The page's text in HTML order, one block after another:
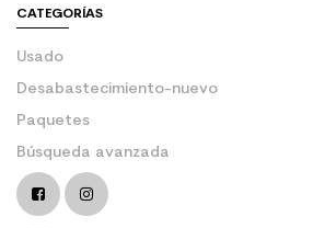
CATEGORÍAS
Usado
Desabastecimiento-nuevo
Paquetes
Búsqueda avanzada